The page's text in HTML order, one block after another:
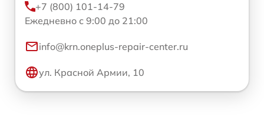
+7 (800) 101-14-79
Ежедневно с 9:00 до 21:00
info@krn.oneplus-repair-center.ru
ул. Красной Армии, 10